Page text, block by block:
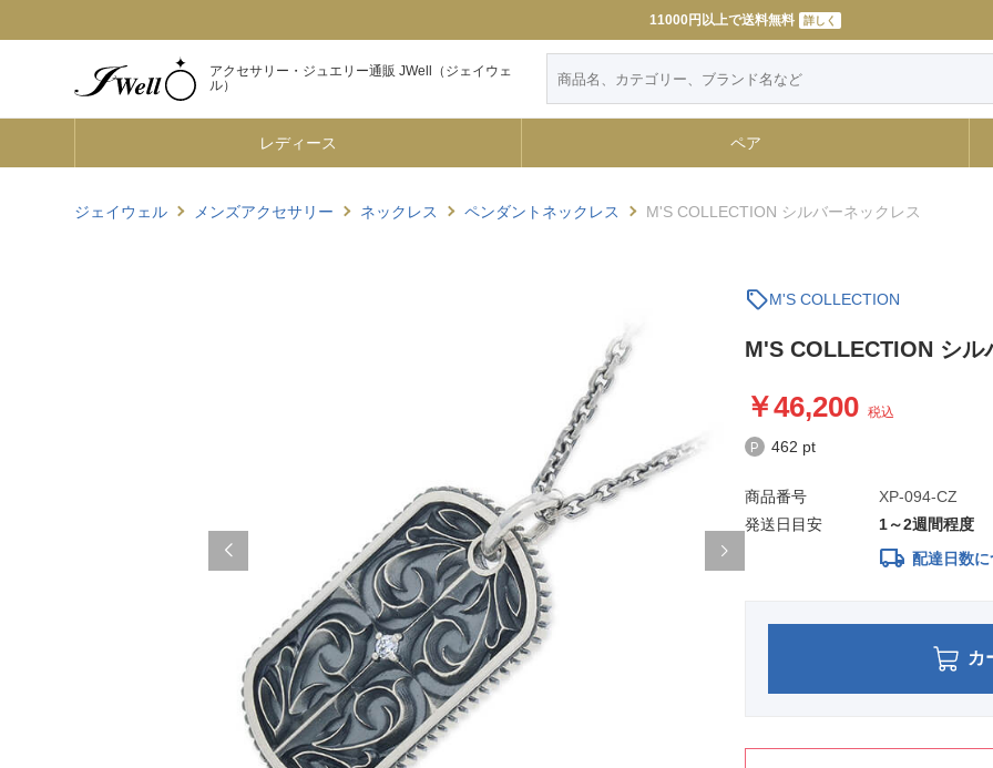
11000円以上で送料無料 詳しく
アクセサリー・ジュエリー通販 JWell（ジェイウェ
ル）
レディース ペア
ジェイウェル メンズアクセサリー ネックレス ペンダントネックレス M'S COLLECTION シルバーネックレス
sellM'S COLLECTION
M'S COLLECTION シル
46,200 税込
462 pt
商品番号
XP-094-CZ
発送日目安
1～2週間程度
local_shipping 配達日数
カ